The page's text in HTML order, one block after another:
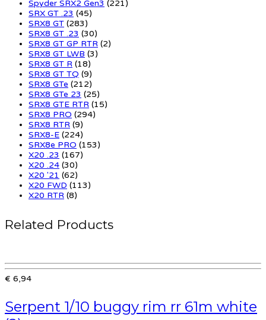
Spyder SRX2 Gen3 (221)
SRX GT .23 (45)
SRX8 GT (283)
SRX8 GT .23 (30)
SRX8 GT GP RTR (2)
SRX8 GT LWB (3)
SRX8 GT R (18)
SRX8 GT TQ (9)
SRX8 GTe (212)
SRX8 GTe 23 (25)
SRX8 GTE RTR (15)
SRX8 PRO (294)
SRX8 RTR (9)
SRX8-E (224)
SRX8e PRO (153)
X20 .23 (167)
X20 .24 (30)
X20 '21 (62)
X20 FWD (113)
X20 RTR (8)
Related Products
€ 6,94
Serpent 1/10 buggy rim rr 61m white